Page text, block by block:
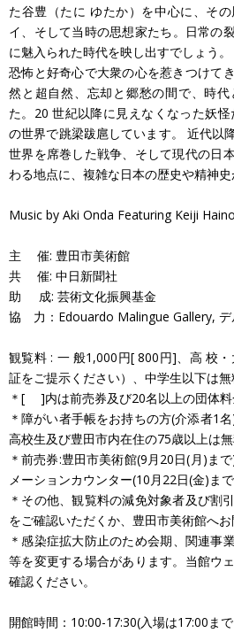
た谷豊（たに ゆたか）を中心に、そ
イ、そして当時の思想家たち。日常の
に魅入られた時代を映し出すでしょう。
恐怖と好奇心で大衆の心を惹きつけて
然と超自然、忘却と郷愁の間で、時
た。20 世紀以降に見えなくなった妖
の世界で跳梁跋扈しています。 近代以
世界を席巻した戦争、そして現代の日
わる地点に、複雑な日本の歴史や精神史
Music by Aki Onda Featuring Keiji
主 催: 豊田市美術館
共 催: 中日新聞社
助 成: 芸術文化振興基金
協 力：Edouardo Malingue Gallery, デ
観覧料 : 一 般1,000円[ 800円]、高 校
証をご提示ください）、中学生以下は
＊[ ]内は前売券及び20名以上の団体料
＊障がい者手帳をお持ちの方(介添者1
高校生及び豊田市内在住の75歳以上は無
＊前売券:豊田市美術館(9月20日(月)ま
メーションカウンター(10月22日(金)ま
＊その他、観覧料の減免対象者及び割
をご確認いただくか、豊田市美術館へお
＊感染症拡大防止のため会期、関連事
等を変更する場合があります。当館ウ
確認ください。
開館時間：10:00-17:30(入場は17:00まで